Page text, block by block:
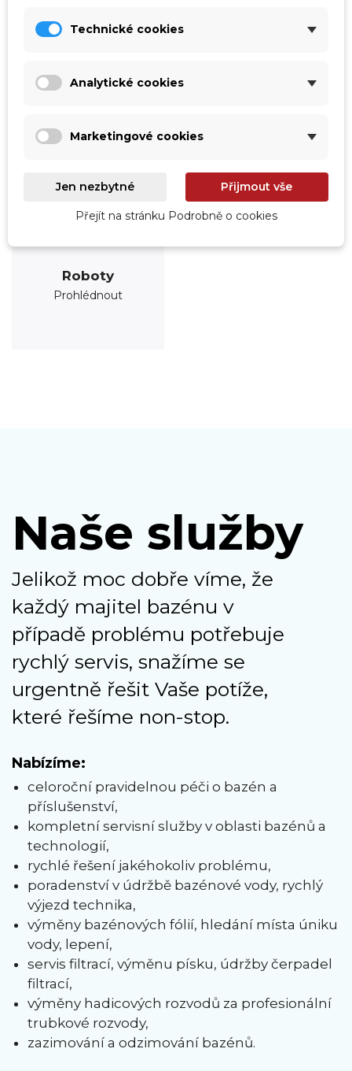
Roboty
Prohlédnout
Naše služby
Jelikož moc dobře víme, že
každý majitel bazénu v
případě problému potřebuje
rychlý servis, snažíme se
urgentně řešit Vaše potíže,
které řešíme non-stop.
Nabízíme:
celoroční pravidelnou péči o bazén a
příslušenství,
kompletní servisní služby v oblasti bazénů a
technologií,
rychlé řešení jakéhokoliv problému,
poradenství v údržbě bazénové vody, rychlý
výjezd technika,
výměny bazénových fólií, hledání místa úniku
vody, lepení,
servis filtrací, výměnu písku, údržby čerpadel
filtrací,
výměny hadicových rozvodů za profesionální
trubkové rozvody,
zazimování a odzimování bazénů.
Technické cookies
Analytické cookies
Marketingové cookies
Jen nezbytné Přijmout vše
Přejít na stránku Podrobně o cookies